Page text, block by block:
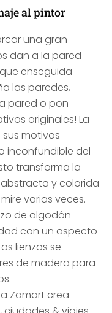
al pintor
una gran
dan a la pared
enseguida
las paredes,
pared o pon
originales! La
motivos
inconfundible del
transforma la
y colorida
varias veces.
de algodón
con un aspecto
lienzos se
de madera para
Zamart crea